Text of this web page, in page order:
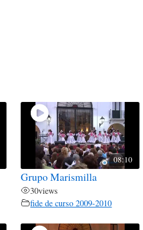
08:10
Grupo Marismilla
30views
fide de curso 2009-2010